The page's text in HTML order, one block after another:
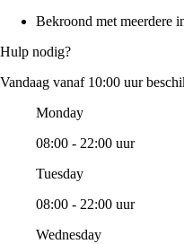
Bekroond met meerdere
Hulp nodig?
Vandaag vanaf 10:00 uur
Monday
08:00 - 22:00 uur
Tuesday
08:00 - 22:00 uur
Wednesday